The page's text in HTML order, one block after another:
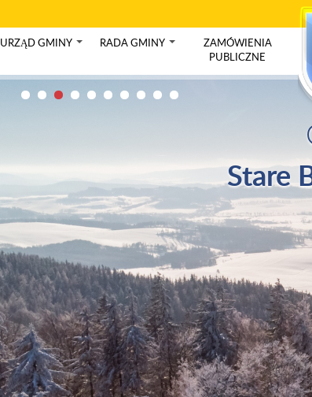
URZĄD GMINY RADA GMINY
ZAMÓWIENIA
PUBLICZNE
Stare